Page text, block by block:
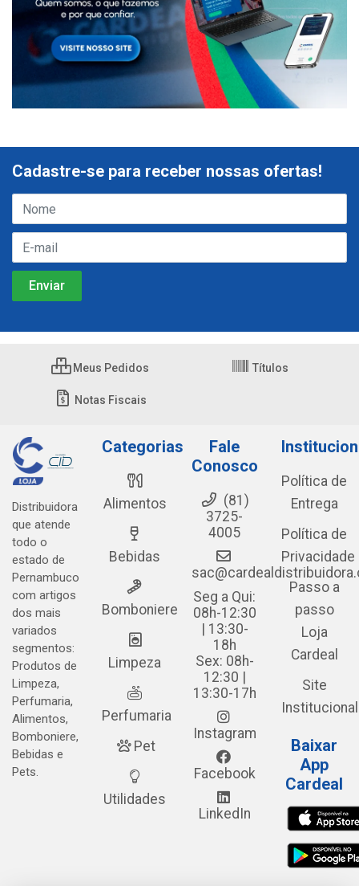
Cadastre-se para receber nossas ofertas!
Meus Pedidos Títulos
Notas Fiscais
Distribuidora
que atende
todo o
estado de
Pernambuco
com artigos
dos mais
variados
segmentos:
Produtos de
Limpeza,
Perfumaria,
Alimentos,
Bomboniere,
Bebidas e
Pets.
Categorias
Alimentos
Bebidas
Bomboniere
Limpeza
Perfumaria
Pet
Utilidades
Fale
Conosco
(81)
3725-
4005
Seg a Qui:
08h-12:30
| 13:30-
18h
Sex: 08h-
12:30 |
13:30-17h
Instagram
Facebook
LinkedIn
Política de
Entrega
Política de
Privacidade
Passo a
passo
Loja
Cardeal
Site
Institucional
Baixar
App
Cardeal